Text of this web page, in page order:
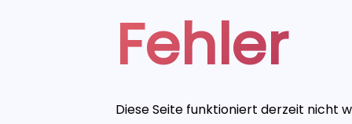
Fehler
Diese Seite funktioniert derzeit nicht